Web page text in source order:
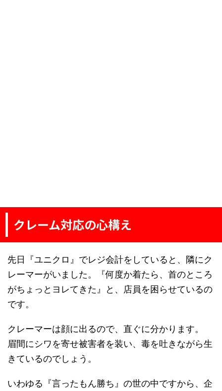
クレーム対応の心構え
先日『ユニクロ』でレジ会計をしていると、隣にク
レーマーがいました。『何度か着たら、首のところ
がちょっとヨレてきた』と、店員を困らせているの
です。
クレーマーは顔に出るので、直ぐに分かります。
眉間にシワを寄せ被害者を装い、毒を吐きながら生
きているのでしょう。
いわゆる『言ったもん勝ち』の世の中ですから、企